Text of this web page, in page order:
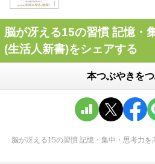
脳が冴える15の習慣 記憶・
(生活人新書)をシェアする
本つぶやきをつ
脳が冴える15の習慣 記憶・集中・思考力を